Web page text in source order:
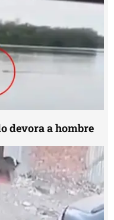
devora a hombre